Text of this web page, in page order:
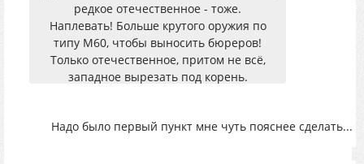
редкое отечественное - тоже.
Наплевать! Больше крутого оружия по
типу M60, чтобы выносить бюреров!
Только отечественное, притом не всё,
западное вырезать под корень.
Надо было первый пункт мне чуть пояснее сделать...